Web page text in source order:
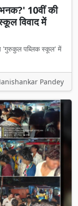
10वीं की
विवाद में
'गुरुकुल पब्लिक स्कूल' में
Pandey